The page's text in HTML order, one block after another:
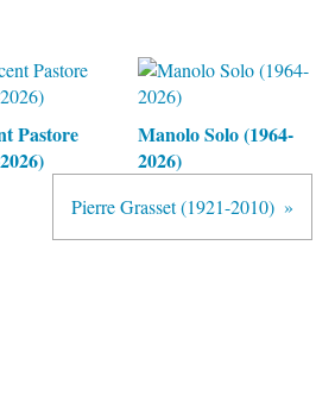
Pastore
Manolo Solo (1964-
2026)
Pierre Grasset (1921-2010)